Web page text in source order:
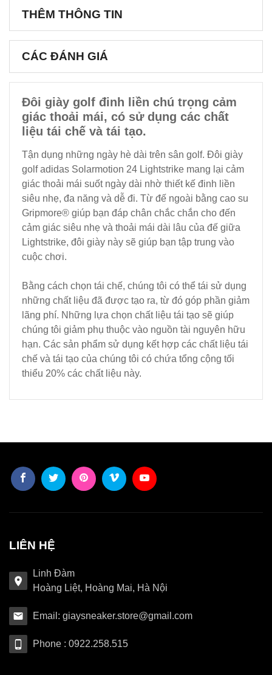
THÊM THÔNG TIN
CÁC ĐÁNH GIÁ
Đôi giày golf đinh liền chú trọng cảm
giác thoải mái, có sử dụng các chất
liệu tái chế và tái tạo.
Tận dụng những ngày hè dài trên sân golf. Đôi giày
golf adidas Solarmotion 24 Lightstrike mang lại cảm
giác thoải mái suốt ngày dài nhờ thiết kế đinh liền
siêu nhẹ, đa năng và dễ đi. Từ đế ngoài bằng cao su
Gripmore® giúp bạn đáp chân chắc chắn cho đến
cảm giác siêu nhẹ và thoải mái dài lâu của đế giữa
Lightstrike, đôi giày này sẽ giúp bạn tập trung vào
cuộc chơi.
Bằng cách chọn tái chế, chúng tôi có thể tái sử dụng
những chất liệu đã được tạo ra, từ đó góp phần giảm
lãng phí. Những lựa chọn chất liệu tái tạo sẽ giúp
chúng tôi giảm phụ thuộc vào nguồn tài nguyên hữu
hạn. Các sản phẩm sử dụng kết hợp các chất liệu tái
chế và tái tạo của chúng tôi có chứa tổng cộng tối
thiểu 20% các chất liệu này.
LIÊN HỆ
Linh Đàm
Hoàng Liệt, Hoàng Mai, Hà Nội
Email: giaysneaker.store@gmail.com
Phone : 0922.258.515